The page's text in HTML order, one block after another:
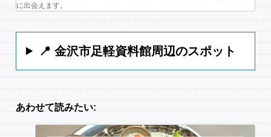
に出会えます。
📍 金沢市足軽資料館周辺のスポット
あわせて読みたい: